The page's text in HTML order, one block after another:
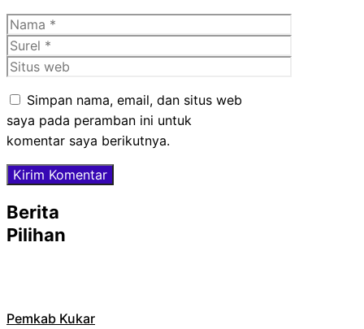
Nama
Surel
Situs
Simpan nama, email, dan situs web
saya pada peramban ini untuk
komentar saya berikutnya.
Berita
Pilihan
Pemkab Kukar